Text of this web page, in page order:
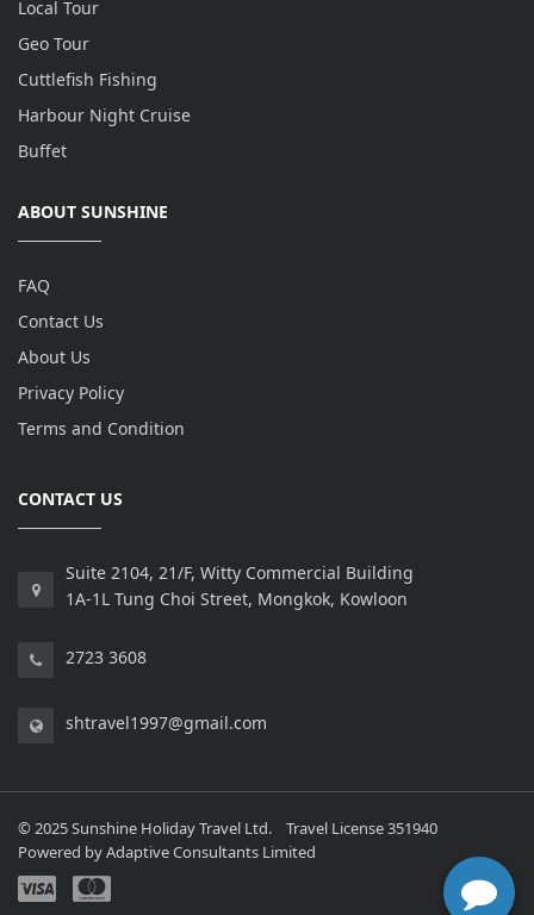
Local Tour
Geo Tour
Cuttlefish Fishing
Harbour Night Cruise
Buffet
ABOUT SUNSHINE
FAQ
Contact Us
About Us
Privacy Policy
Terms and Condition
CONTACT US
Suite 2104, 21/F, Witty Commercial Building
1A-1L Tung Choi Street, Mongkok, Kowloon
2723 3608
shtravel1997@gmail.com
© 2025 Sunshine Holiday Travel Ltd. Travel License 351940
Powered byAdaptive Consultants Limited